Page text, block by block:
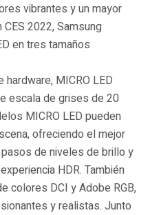
vibrantes y un mayor
2022, Samsung
en tres tamaños
MICRO LED
escala de grises de 20
MICRO LED pueden
ofreciendo el mejor
de niveles de brillo y
HDR. También
colores DCI y Adobe RGB,
y realistas. Junto